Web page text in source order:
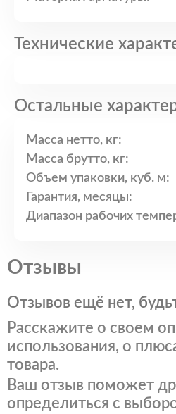
Технические
Остальные
Масса нетто, кг:
Масса брутто, кг:
Объем упаковки, куб. м:
Гарантия, месяцы:
Диапазон рабочих
Отзывы
Отзывов ещё нет,
Расскажите о своем
использования, о
товара.
Ваш отзыв поможет
определиться с